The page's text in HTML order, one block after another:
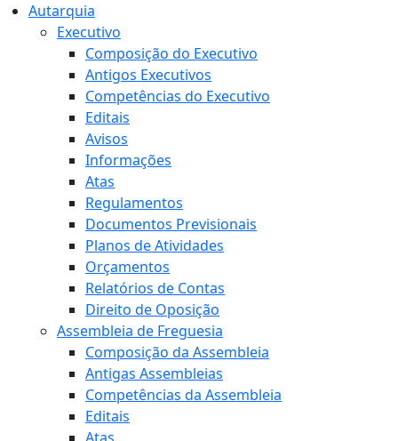
Autarquia
Executivo
Composição do Executivo
Antigos Executivos
Competências do Executivo
Editais
Avisos
Informações
Atas
Regulamentos
Documentos Previsionais
Planos de Atividades
Orçamentos
Relatórios de Contas
Direito de Oposição
Assembleia de Freguesia
Composição da Assembleia
Antigas Assembleias
Competências da Assembleia
Editais